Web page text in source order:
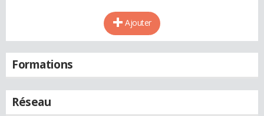
Ajouter
Formations
Réseau